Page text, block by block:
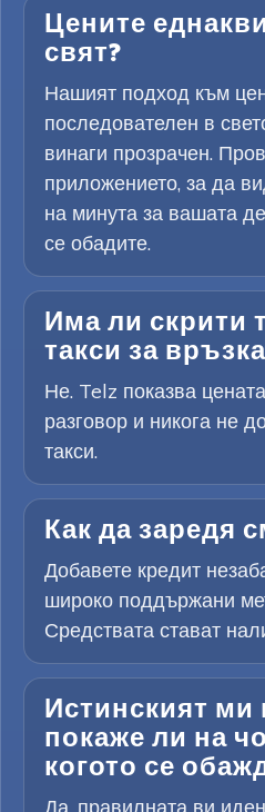
Цените
свят?
Нашият подход към
последователен в
винаги прозрачен.
приложението, за да
на минута за вашата
се обадите.
Има ли скрити
такси за
Не. Telz показва
разговор и никога не
такси.
Как да заредя
Добавете кредит
широко поддържани
Средствата стават
Истинският
покаже ли на
когото се